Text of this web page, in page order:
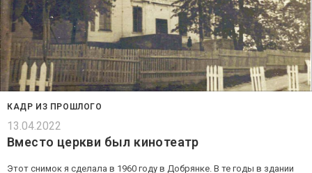
КАДР ИЗ ПРОШЛОГО
13.04.2022
Вместо церкви был кинотеатр
Этот снимок я сделала в 1960 году в Добрянке. В те годы в здании